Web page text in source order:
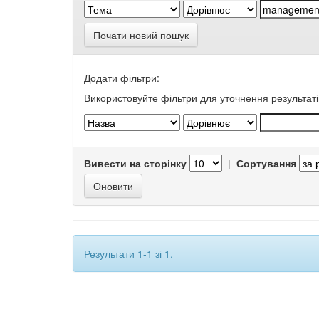
Почати новий пошук
Додати фільтри:
Використовуйте фільтри для уточнення
Вивести на сторінку | Сортування
Результати 1-1 зі 1.